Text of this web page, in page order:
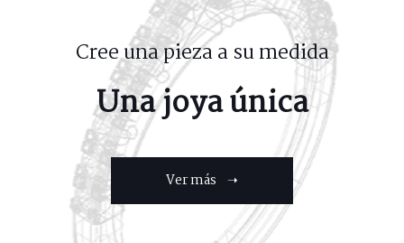
Cree una pieza a su medida
Una joya única
Ver más ➝